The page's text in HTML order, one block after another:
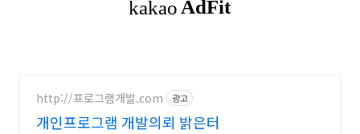
http://프로그램개발.com 광고
개인프로그램 개발의뢰 밝은터